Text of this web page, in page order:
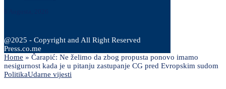
@2025 - Copyright and All Right Reserved
Press.co.me
Home » Čarapić: Ne želimo da zbog propusta ponovo imamo
nesigurnost kada je u pitanju zastupanje CG pred Evropskim sudom
PolitikaUdarne vijesti